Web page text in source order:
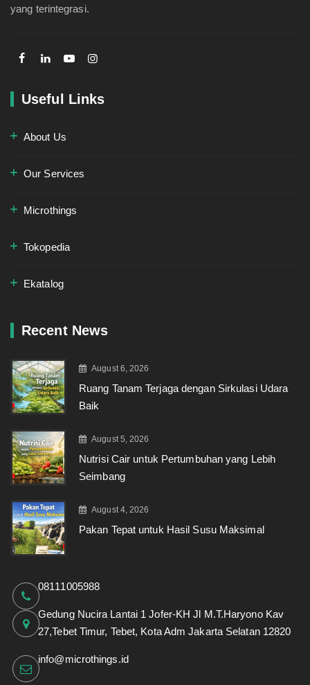
yang terintegrasi.
Useful Links
About Us
Our Services
Microthings
Tokopedia
Ekatalog
Recent News
August 6, 2026
Ruang Tanam Terjaga dengan Sirkulasi Udara
Baik
August 5, 2026
Nutrisi Cair untuk Pertumbuhan yang Lebih
Seimbang
August 4, 2026
Pakan Tepat untuk Hasil Susu Maksimal
08111005988
Gedung Nucira Lantai 1 Jofer-KH Jl M.T.Haryono Kav
27,Tebet Timur, Tebet, Kota Adm Jakarta Selatan 12820
info@microthings.id